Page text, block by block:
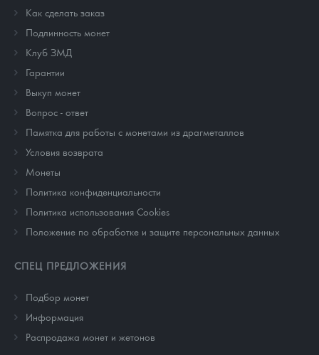
Как сделать заказ
Подлинность монет
Клуб ЗМД
Гарантии
Выкуп монет
Вопрос - ответ
Памятка для работы с монетами из драгметаллов
Условия возврата
Монеты
Политика конфиденциальности
Политика использования Cookies
Положение по обработке и защите персональных данных
СПЕЦ ПРЕДЛОЖЕНИЯ
Подбор монет
Информация
Распродажа монет и жетонов